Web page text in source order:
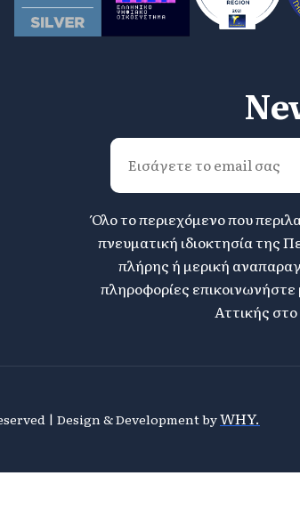
Όλο το περιεχόμενο που
πνευματική ιδιοκτησία της
πλήρης ή μερική
πληροφορίες
Αττικής στο
| Design & Development byWHY.